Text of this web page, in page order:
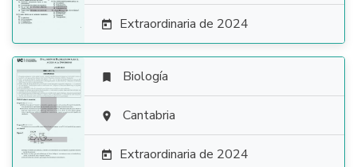
 Extraordinaria de 2024

 Biología
 Cantabria
 Extraordinaria de 2024